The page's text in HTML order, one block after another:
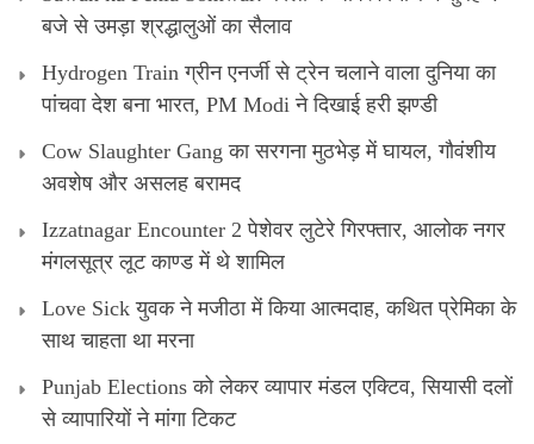
बजे से उमड़ा श्रद्धालुओं का सैलाव
Hydrogen Train ग्रीन एनर्जी से ट्रेन चलाने वाला दुनिया का
पांचवा देश बना भारत, PM Modi ने दिखाई हरी झण्डी
Cow Slaughter Gang का सरगना मुठभेड़ में घायल, गौवंशीय
अवशेष और असलह बरामद
Izzatnagar Encounter 2 पेशेवर लुटेरे गिरफ्तार, आलोक नगर
मंगलसूत्र लूट काण्‍ड में थे शामिल
Love Sick युवक ने मजीठा में किया आत्मदाह, कथित प्रेमिका के
साथ चाहता था मरना
Punjab Elections को लेकर व्यापार मंडल एक्टिव, सियासी दलों
से व्यापारियों ने मांगा टिकट